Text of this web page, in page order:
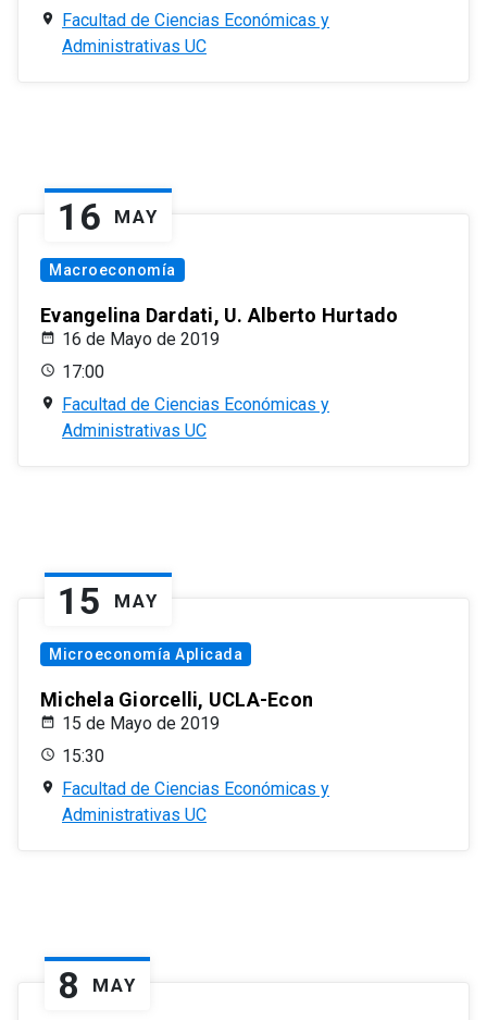
Facultad de Ciencias Económicas y
Administrativas UC
16 MAY
Macroeconomía
Evangelina Dardati, U. Alberto Hurtado
16 de Mayo de 2019
17:00
Facultad de Ciencias Económicas y
Administrativas UC
15 MAY
Microeconomía Aplicada
Michela Giorcelli, UCLA-Econ
15 de Mayo de 2019
15:30
Facultad de Ciencias Económicas y
Administrativas UC
8 MAY